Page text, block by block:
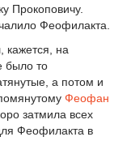
Прокоповичу.
Феофилакта.
кажется, на
было то
а потом и
Феофан
затмила всех
Феофилакта в